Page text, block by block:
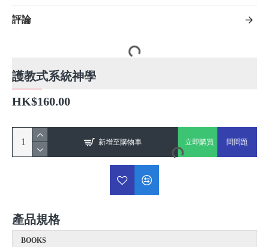
評論
護教式系統神學
產品規格
BOOKS
HK$160.00
新增至購物車 立即購買 問問題